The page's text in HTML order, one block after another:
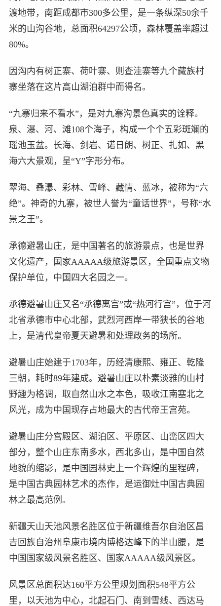
渡地带，南距成都市300多公里，是一条纵深50余千
米的山沟谷地，总面积64297公顷，森林覆盖率超过
80%。
因沟内有树正寨、荷叶寨、则查洼寨等九个藏族村
寨坐落在这片高山湖泊群中而得名。
“九寨归来不看水”，是对九寨沟景色真实的诠释。
泉、瀑、河、滩108个海子，构成一个个五彩斑斓的
瑶池玉盆。长海、剑岩、诺日朗、树正、扎如、黑
海六大景观，呈“Y”字形分布。
翠海、叠瀑、彩林、雪峰、藏情、蓝冰，被称为“六
绝”。神奇的九寨，被世人誉为“童话世界”，号称“水
景之王”。
承德避暑山庄，是中国著名的旅游景点，也是世界
文化遗产，国家AAAAA级旅游景区，全国重点文物
保护单位，中国四大名园之一。
承德避暑山庄又名“承德离宫”或“热河行宫”，位于河
北省承德市中心北部，武烈河西岸一带狭长的谷地
上，是清代皇帝夏天避暑和处理政务的场所。
避暑山庄始建于1703年，历经清康熙、雍正、乾隆
三朝，耗时89年建成。避暑山庄以朴素淡雅的山村
野趣为格调，取自然山水之本色，吸收江南塞北之
风光，成为中国现存占地最大的古代帝王宫苑。
避暑山庄分宫殿区、湖泊区、平原区、山峦区四大
部分，整个山庄东南多水，西北多山，是中国自然
地貌的缩影，是中国园林史上一个辉煌的里程碑，
是中国古典园林艺术的杰作，是运御灶中国古典园
林之最高范例。
新疆天山天池风景名胜区位于新疆维吾尔自治区昌
吉回族自治州阜康市境内博格达峰下的半山腰，是
中国国家级风景名胜区、国家AAAAA级风景区。
风景区总面积达160平方公里规划面积548平方公
里，以天池为中心，北起石门、南到雪线、西达马